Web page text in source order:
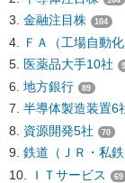
金融注目株 104
ＦＡ（工場自動化
医薬品大手10社
地方銀行 89
半導体製造装置6
資源開発5社 70
鉄道（ＪＲ・私鉄
ＩＴサービス 69